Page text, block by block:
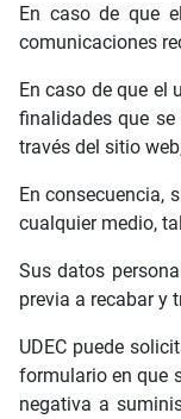
En caso de que
comunicaciones
En caso de que el
finalidades que
través del sitio
En consecuencia,
cualquier medio,
Sus datos
previa a recabar y
UDEC puede
formulario en que
negativa a